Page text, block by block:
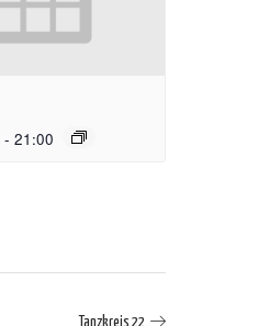
- 21:00
Tanzkreis 22